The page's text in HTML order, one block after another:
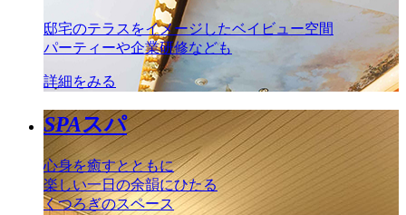
邸宅のテラスをイメージしたベイビュー空間
パーティーや企業研修なども
詳細をみる
SPAスパ
心身を癒すとともに
楽しい一日の余韻にひたる
くつろぎのスペース